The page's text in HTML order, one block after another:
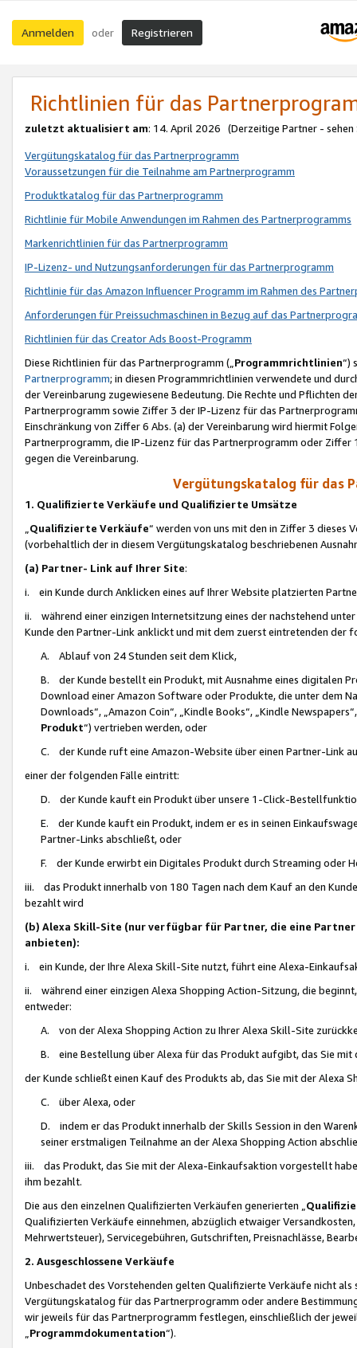
Anmelden oder Registrieren
Richtlinien für das
zuletzt aktualisiert am: 14. April 2026 (Derzeitige Partner - sehen
Vergütungskatalog für das Partnerprogramm
Voraussetzungen für die Teilnahme am Partnerprogramm
Produktkatalog für das Partnerprogramm
Richtlinie für Mobile Anwendungen im Rahmen des Partnerprogramms
Markenrichtlinien für das Partnerprogramm
IP-Lizenz- und Nutzungsanforderungen für das Partnerprogramm
Richtlinie für das Amazon Influencer Programm im Rahmen des
Anforderungen für Preissuchmaschinen in Bezug auf das
Richtlinien für das Creator Ads Boost-Programm
Diese Richtlinien für das Partnerprogramm („Programmrichtlinien“)
Partnerprogramm; in diesen Programmrichtlinien verwendete und
der Vereinbarung zugewiesene Bedeutung. Die Rechte und Pflichten
Partnerprogramm sowie Ziffer 3 der IP-Lizenz für das
Einschränkung von Ziffer 6 Abs. (a) der Vereinbarung wird hiermit
Partnerprogramm, die IP-Lizenz für das Partnerprogramm oder
gegen die Vereinbarung.
Vergütungskatalog für das
1. Qualifizierte Verkäufe und Qualifizierte Umsätze
Qualifizierte Verkäufe“ werden von uns mit den in Ziffer 3
(vorbehaltlich der in diesem Vergütungskatalog beschriebenen
(a) Partner- Link auf Ihrer Site:
i. ein Kunde durch Anklicken eines auf Ihrer Website platzierten
ii. während einer einzigen Internetsitzung eines der nachstehend
Kunde den Partner-Link anklickt und mit dem zuerst eintretenden der
A. Ablauf von 24 Stunden seit dem Klick,
B. der Kunde bestellt ein Produkt, mit Ausnahme eines digitalen
Download einer Amazon Software oder Produkte, die unter dem
Downloads“, „Amazon Coin“, „Kindle Books“, „Kindle
Produkt“) vertrieben werden, oder
C. der Kunde ruft eine Amazon-Website über einen Partner-Link
einer der folgenden Fälle eintritt:
D. der Kunde kauft ein Produkt über unsere 1-Click-
E. der Kunde kauft ein Produkt, indem er es in seinen
Partner-Links abschließt, oder
F. der Kunde erwirbt ein Digitales Produkt durch Streaming oder
iii. das Produkt innerhalb von 180 Tagen nach dem Kauf an den
bezahlt wird
(b) Alexa Skill-Site (nur verfügbar für Partner, die eine
anbieten):
i. ein Kunde, der Ihre Alexa Skill-Site nutzt, führt eine Alexa-
ii. während einer einzigen Alexa Shopping Action-Sitzung, die
entweder:
A. von der Alexa Shopping Action zu Ihrer Alexa Skill-Site
B. eine Bestellung über Alexa für das Produkt aufgibt, das Sie mit
der Kunde schließt einen Kauf des Produkts ab, das Sie mit der Alexa
C. über Alexa, oder
D. indem er das Produkt innerhalb der Skills Session in den
seiner erstmaligen Teilnahme an der Alexa Shopping Action
iii. das Produkt, das Sie mit der Alexa-Einkaufsaktion vorgestellt
ihm bezahlt.
Die aus den einzelnen Qualifizierten Verkäufen generierten „
Qualifizierten Verkäufe einnehmen, abzüglich etwaiger
Mehrwertsteuer), Servicegebühren, Gutschriften, Preisnachlässe,
2. Ausgeschlossene Verkäufe
Unbeschadet des Vorstehenden gelten Qualifizierte Verkäufe nicht
Vergütungskatalog für das Partnerprogramm oder andere
wir jeweils für das Partnerprogramm festlegen, einschließlich der
Programmdokumentation“).